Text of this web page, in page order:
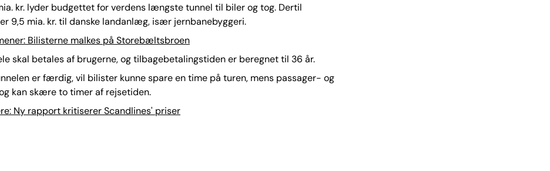
kr. lyder budgettet for verdens længste tunnel til biler og tog. Dertil
9,5 mia. kr. til danske landanlæg, især jernbanebyggeri.
Bilisterne malkes på Storebæltsbroen
skal betales af brugerne, og tilbagebetalingstiden er beregnet til 36 år.
er færdig, vil bilister kunne spare en time på turen, mens passager- og
kan skære to timer af rejsetiden.
Ny rapport kritiserer Scandlines' priser